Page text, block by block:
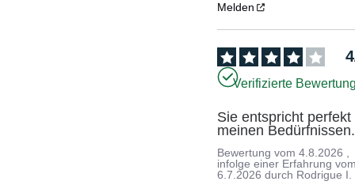
Melden
4
Verifizierte
Sie entspricht perfekt
meinen Bedürfnissen.
Bewertung vom4.8.2026 ,
infolge einer Erfahrung
6.7.2026 durch Rodrigue I.